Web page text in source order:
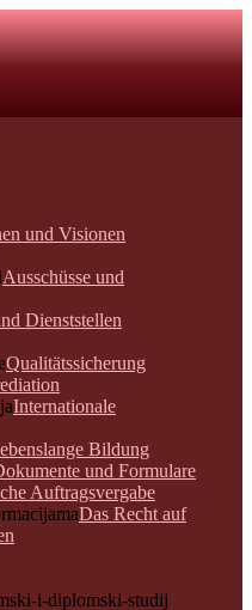
und Visionen
Ausschüsse und
Dienststellen
Qualitätssicherung
Internationale
Bildung
und Formulare
Auftragsvergabe
Das Recht auf